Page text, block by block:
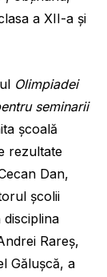
a XII-a și
Olimpiadei
seminarii
școală
rezultate
Dan,
școlii
Rareș,
Gălușcă, a